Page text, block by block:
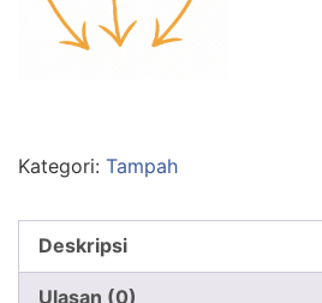
Kategori: Tampah
Deskripsi
Ulasan (0)